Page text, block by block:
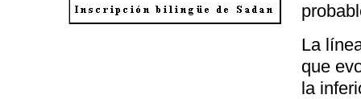
La
que
la